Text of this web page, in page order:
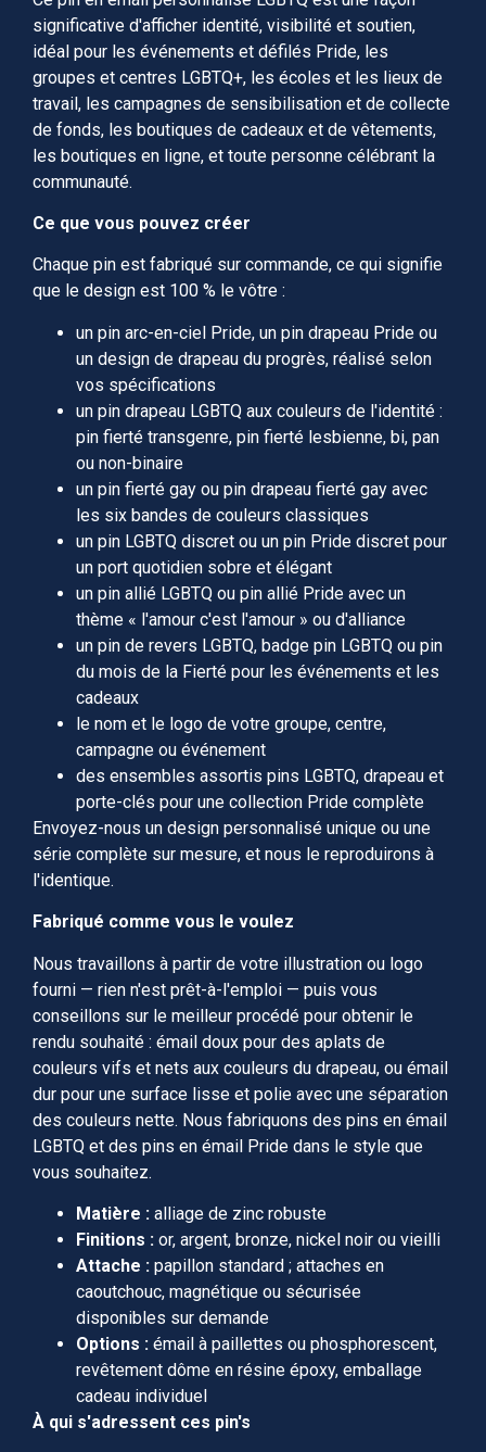
significative d'afficher identité, visibilité et soutien,
idéal pour les événements et défilés Pride, les
groupes et centres LGBTQ+, les écoles et les lieux de
travail, les campagnes de sensibilisation et de collecte
de fonds, les boutiques de cadeaux et de vêtements,
les boutiques en ligne, et toute personne célébrant la
communauté.
Ce que vous pouvez créer
Chaque pin est fabriqué sur commande, ce qui signifie
que le design est 100 % le vôtre :
un pin arc-en-ciel Pride, un pin drapeau Pride ou
un design de drapeau du progrès, réalisé selon
vos spécifications
un pin drapeau LGBTQ aux couleurs de l'identité :
pin fierté transgenre, pin fierté lesbienne, bi, pan
ou non-binaire
un pin fierté gay ou pin drapeau fierté gay avec
les six bandes de couleurs classiques
un pin LGBTQ discret ou un pin Pride discret pour
un port quotidien sobre et élégant
un pin allié LGBTQ ou pin allié Pride avec un
thème « l'amour c'est l'amour » ou d'alliance
un pin de revers LGBTQ, badge pin LGBTQ ou pin
du mois de la Fierté pour les événements et les
cadeaux
le nom et le logo de votre groupe, centre,
campagne ou événement
des ensembles assortis pins LGBTQ, drapeau et
porte-clés pour une collection Pride complète
Envoyez-nous un design personnalisé unique ou une
série complète sur mesure, et nous le reproduirons à
l'identique.
Fabriqué comme vous le voulez
Nous travaillons à partir de votre illustration ou logo
fourni — rien n'est prêt-à-l'emploi — puis vous
conseillons sur le meilleur procédé pour obtenir le
rendu souhaité : émail doux pour des aplats de
couleurs vifs et nets aux couleurs du drapeau, ou émail
dur pour une surface lisse et polie avec une séparation
des couleurs nette. Nous fabriquons des pins en émail
LGBTQ et des pins en émail Pride dans le style que
vous souhaitez.
Matière : alliage de zinc robuste
Finitions : or, argent, bronze, nickel noir ou vieilli
Attache : papillon standard ; attaches en
caoutchouc, magnétique ou sécurisée
disponibles sur demande
Options : émail à paillettes ou phosphorescent,
revêtement dôme en résine époxy, emballage
cadeau individuel
À qui s'adressent ces pin's